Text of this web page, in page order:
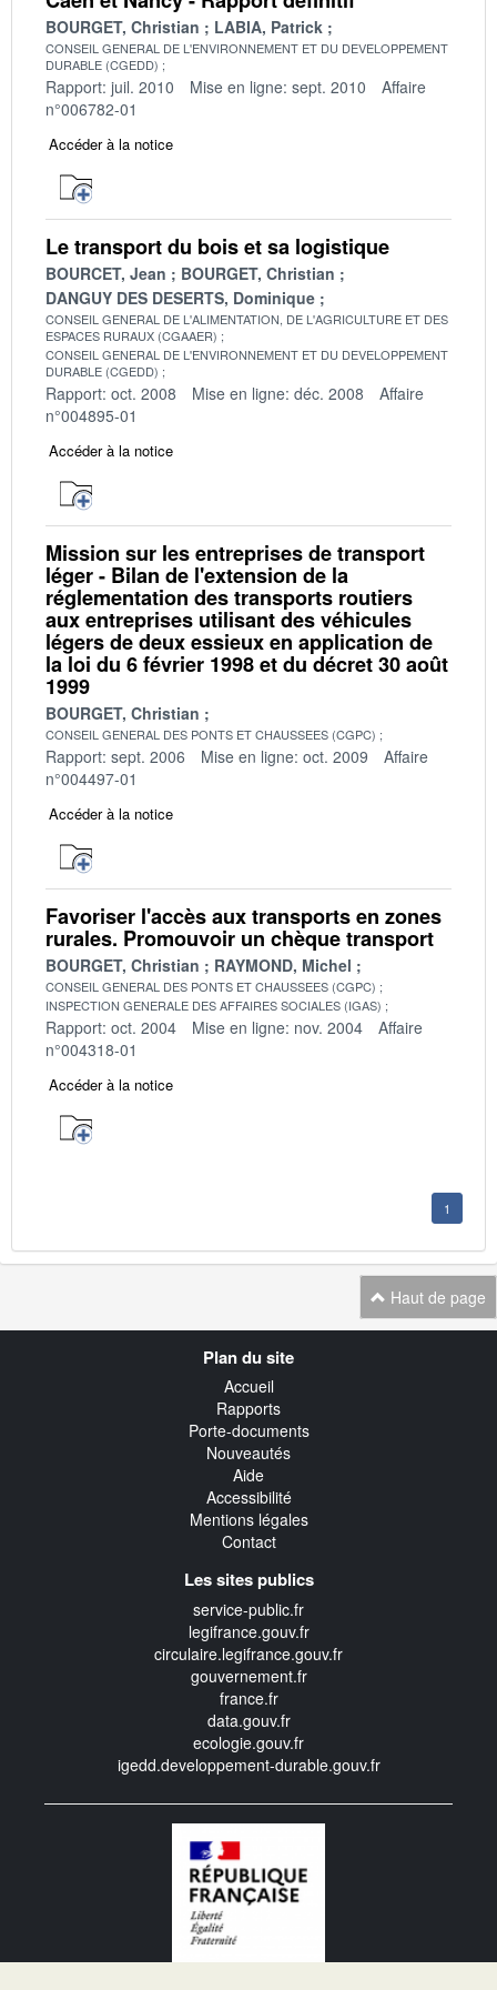
BOURGET, Christian LABIA, Patrick
CONSEIL GENERAL DE L'ENVIRONNEMENT ET DU DEVELOPPEMENT
DURABLE (CGEDD)
Rapport: juil. 2010 Mise en ligne: sept. 2010
Affaire
n°006782-01
Accéder à la notice
Le transport du bois et sa logistique
BOURCET, Jean
BOURGET, Christian
DANGUY DES DESERTS, Dominique
CONSEIL GENERAL DE L'ALIMENTATION, DE L'AGRICULTURE ET DES
ESPACES RURAUX (CGAAER)
CONSEIL GENERAL DE L'ENVIRONNEMENT ET DU DEVELOPPEMENT
DURABLE (CGEDD)
Rapport: oct. 2008 Mise en ligne: déc. 2008
Affaire
n°004895-01
Accéder à la notice
Mission sur les entreprises de transport
léger - Bilan de l'extension de la
réglementation des transports routiers
aux entreprises utilisant des véhicules
légers de deux essieux en application de
la loi du 6 février 1998 et du décret 30 août
1999
BOURGET, Christian
CONSEIL GENERAL DES PONTS ET CHAUSSEES (CGPC)
Rapport: sept. 2006 Mise en ligne: oct. 2009
Affaire
n°004497-01
Accéder à la notice
Favoriser l'accès aux transports en zones
rurales. Promouvoir un chèque transport
BOURGET, Christian RAYMOND, Michel
CONSEIL GENERAL DES PONTS ET CHAUSSEES (CGPC)
INSPECTION GENERALE DES AFFAIRES SOCIALES (IGAS)
Rapport: oct. 2004 Mise en ligne: nov. 2004
Affaire
n°004318-01
Accéder à la notice
1
Haut de page
Plan du site
Accueil
Rapports
Porte-documents
Nouveautés
Aide
Accessibilité
Mentions légales
Contact
Les sites publics
service-public.fr
legifrance.gouv.fr
circulaire.legifrance.gouv.fr
gouvernement.fr
france.fr
data.gouv.fr
ecologie.gouv.fr
igedd.developpement-durable.gouv.fr